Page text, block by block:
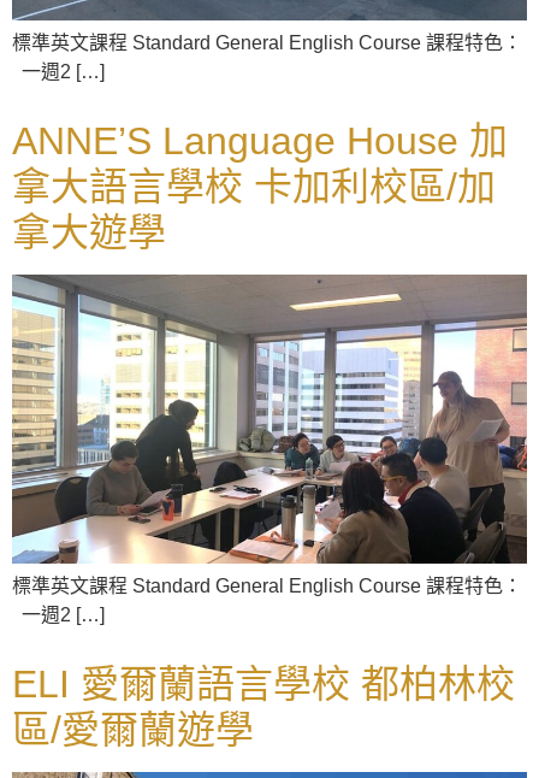
標準英文課程 Standard General English Course 課程特色：
一週2 […]
ANNE’S Language House 加
拿大語言學校 卡加利校區/加
拿大遊學
標準英文課程 Standard General English Course 課程特色：
一週2 […]
ELI 愛爾蘭語言學校 都柏林校
區/愛爾蘭遊學